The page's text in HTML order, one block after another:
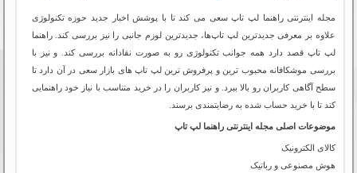
مجله اینترنتی راهنما لپ تاپ سعی می کند تا با پوشش اخبار جدید حوزه تکنولوژی
علاوه بر معرفی جدیدترین لپ تاپ‌ها، جدیدترین لوزم جانبی را نیز بررسی کند. راهنما
لپ تاپ قصد دارد همه جوانب تکنولوژی رو به صورت نقادانه بررسی کند. و نیز با
بررسی موشکافانه محبوب ترین و پرفروش ترین لپ تاپ های بازار سعی در آن دارد تا
سطح آگاهی کاربران رو بالا ببرد. و نیز کاربران را در خرید متناسب با نیاز خود راهنمایی
کند تا با خرید حساب شده به رضایتمندی برسند.
موضوعات اصلی مجله اینترنتی راهنما لپ تاپ
کالای الکترونیک
هوش مصنوعی و رباتیک